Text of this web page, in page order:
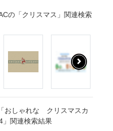
の「クリスマス」関連検索
おしゃれな クリスマスカ
」関連検索結果